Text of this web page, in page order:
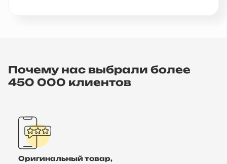
Почему нас выбрали более
450 000 клиентов
Оригинальный товар,